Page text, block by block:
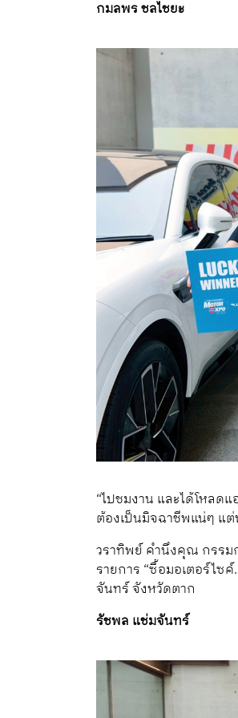
กมลพร ชลไชยะ
“ไปชมงาน และได้โหลด
ต้องเป็นมิจฉาชีพแน่ๆ แ
วราทิพย์ คำนึงคุณ กรรม
รายการ “ซื้อมอเตอร์ไซ
จันทร์ จังหวัดตาก
รัชพล แช่มจันทร์